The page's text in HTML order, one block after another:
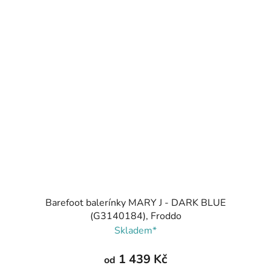
Barefoot balerínky MARY J - DARK BLUE
(G3140184), Froddo
Skladem*
od 1 439 Kč